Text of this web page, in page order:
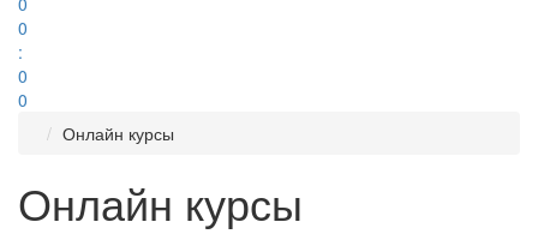
0
:
0
0
Онлайн курсы
Онлайн курсы